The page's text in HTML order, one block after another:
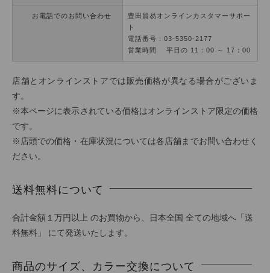
お電話でのお問い合わせ
豊田貿易オンラインカスタマーサポー
ト
電話番号：03-5350-2177
営業時間 平日の 11：00 ～ 17：00
店舗とオンラインストアでは販売価格が異なる場合がございま
す。
※本ページに表示されている価格はオンラインストア限定の価格
です。
※店頭での価格・在庫状況については各店舗までお問い合わせく
ださい。
送料無料について
合計金額１万円以上 のお買物から、日本全国 全ての地域へ「送
料無料」 にて発送いたします。
商品のサイズ、カラー交換について